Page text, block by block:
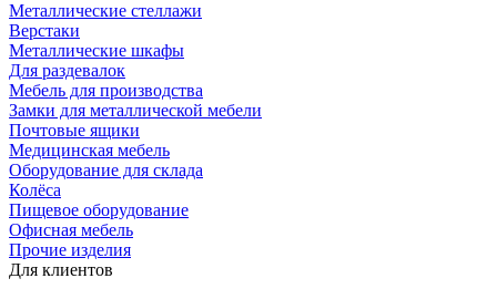
Металлические стеллажи
Верстаки
Металлические шкафы
Для раздевалок
Мебель для производства
Замки для металлической мебели
Почтовые ящики
Медицинская мебель
Оборудование для склада
Колёса
Пищевое оборудование
Офисная мебель
Прочие изделия
Для клиентов